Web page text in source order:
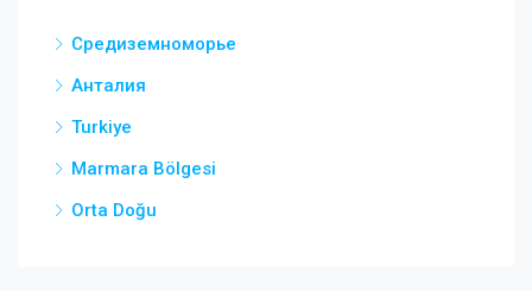
Средиземноморье
Анталия
Turkiye
Marmara Bölgesi
Orta Doğu